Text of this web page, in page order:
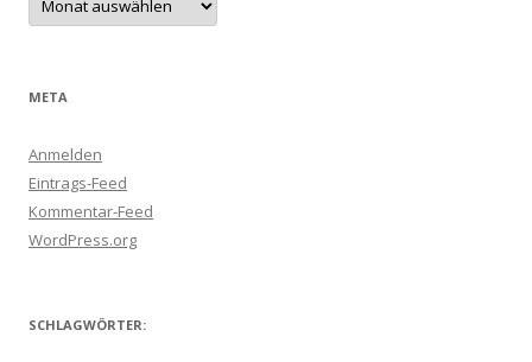
META
Anmelden
Eintrags-Feed
Kommentar-Feed
WordPress.org
SCHLAGWÖRTER: